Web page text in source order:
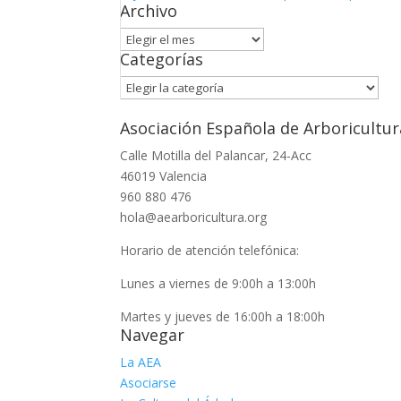
Archivo
Archivo
Categorías
Categorías
Asociación Española de
Calle Motilla del Palancar, 24-Acc
46019 Valencia
960 880 476
hola@aearboricultura.org
Horario de atención telefónica:
Lunes a viernes de 9:00h a 13:00h
Martes y jueves de 16:00h a 18:00h
Navegar
La AEA
Asociarse